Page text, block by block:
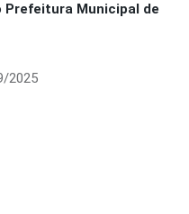
Prefeitura Municipal de
2025